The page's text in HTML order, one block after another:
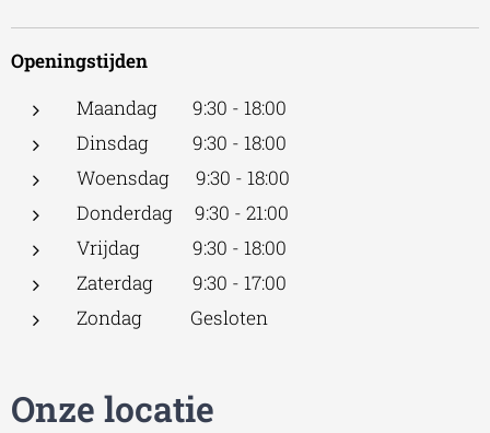
Openingstijden
Maandag 9:30 - 18:00
Dinsdag 9:30 - 18:00
Woensdag 9:30 - 18:00
Donderdag 9:30 - 21:00
Vrijdag 9:30 - 18:00
Zaterdag 9:30 - 17:00
Zondag Gesloten
Onze locatie